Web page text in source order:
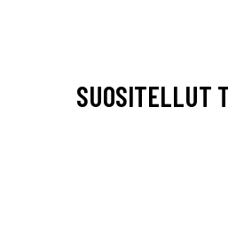
SUOSITELLUT